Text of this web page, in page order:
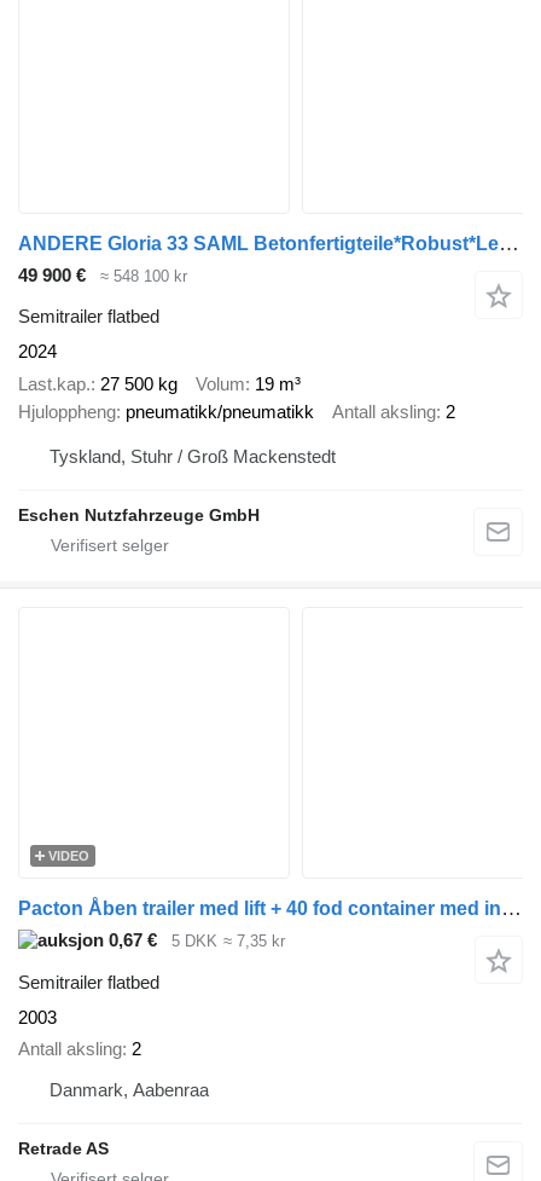
ANDERE Gloria 33 SAML Betonfertigteile*Robust*Lenkachse
49 900 € ≈ 548 100 kr
Semitrailer flatbed
2024
Last.kap. 27 500 kg Volum 19 m³
Hjuloppheng pneumatikk/pneumatikk Antall aksling 2
Tyskland, Stuhr / Groß Mackenstedt
Eschen Nutzfahrzeuge GmbH
VIDEO
Pacton Åben trailer med lift + 40 fod container med indhold
0,67 € 5 DKK ≈ 7,35 kr
Semitrailer flatbed
2003
Antall aksling 2
Danmark, Aabenraa
Retrade AS